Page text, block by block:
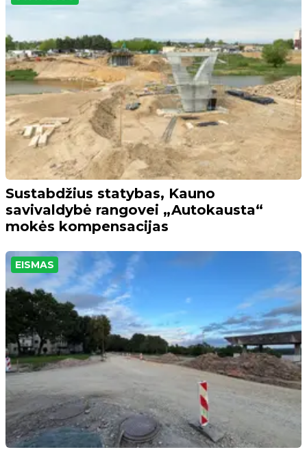
Sustabdžius statybas, Kauno
savivaldybė rangovei „Autokausta“
mokės kompensacijas
EISMAS